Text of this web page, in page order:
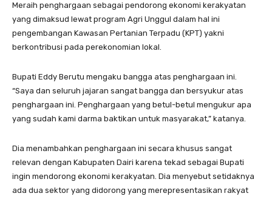
Meraih penghargaan sebagai pendorong ekonomi kerakyatan
yang dimaksud lewat program Agri Unggul dalam hal ini
pengembangan Kawasan Pertanian Terpadu (KPT) yakni
berkontribusi pada perekonomian lokal.
Bupati Eddy Berutu mengaku bangga atas penghargaan ini.
“Saya dan seluruh jajaran sangat bangga dan bersyukur atas
penghargaan ini. Penghargaan yang betul-betul mengukur apa
yang sudah kami darma baktikan untuk masyarakat,” katanya.
Dia menambahkan penghargaan ini secara khusus sangat
relevan dengan Kabupaten Dairi karena tekad sebagai Bupati
ingin mendorong ekonomi kerakyatan. Dia menyebut setidaknya
ada dua sektor yang didorong yang merepresentasikan rakyat